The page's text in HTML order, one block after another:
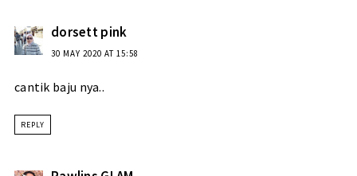
dorsett pink
30 MAY 2020 AT 15:58
cantik baju nya..
REPLY